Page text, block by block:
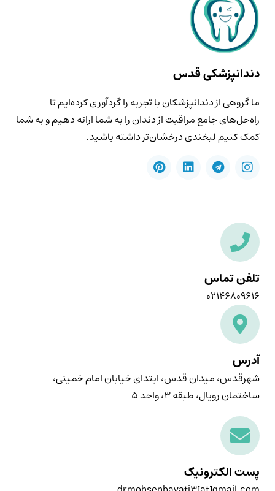
دندانپزشکی قدس
ما گروهی از دندانپزشکان با تجربه را گردآوری کرده‌ایم تا
راه‌حل‌های جامع مراقبت از دندان را به شما ارائه دهیم و به شما
کمک کنیم لبخندی درخشان‌تر داشته باشید.
تلفن تماس
۰۲۱۴۶۸۰۹۶۱۶
آدرس
شهرقدس، میدان قدس، ابتدای خیابان امام خمینی،
ساختمان رویال، طبقه ۳، واحد ۵
پست الکترونیک